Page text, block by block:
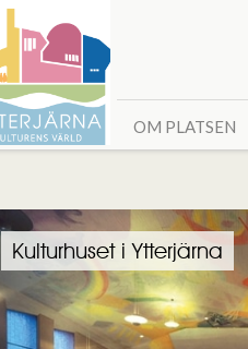
OM PLATSEN
Kulturhuset i Ytterjärna